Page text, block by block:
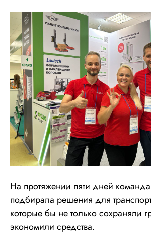
На протяжении пяти дней
подбирала решения для
которые бы не только сохраняли
экономили средства.